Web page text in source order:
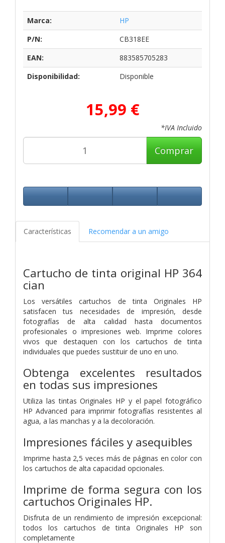
Marca:
HP
P/N:
CB318EE
EAN:
883585705283
Disponibilidad:
Disponible
15,99 €
*IVA Incluido
Comprar
Características Recomendar a un amigo
Cartucho de tinta original HP 364
cian
Los versátiles cartuchos de tinta Originales HP
satisfacen tus necesidades de impresión, desde
fotografías de alta calidad hasta documentos
profesionales o impresiones web. Imprime colores
vivos que destaquen con los cartuchos de tinta
individuales que puedes sustituir de uno en uno.
Obtenga excelentes resultados
en todas sus impresiones
Utiliza las tintas Originales HP y el papel fotográfico
HP Advanced para imprimir fotografías resistentes al
agua, a las manchas y a la decoloración.
Impresiones fáciles y asequibles
Imprime hasta 2,5 veces más de páginas en color con
los cartuchos de alta capacidad opcionales.
Imprime de forma segura con los
cartuchos Originales HP.
Disfruta de un rendimiento de impresión excepcional:
todos los cartuchos de tinta Originales HP son
completamente